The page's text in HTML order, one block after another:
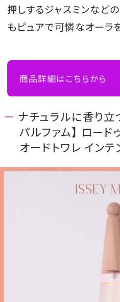
押しするジャスミンなど
もピュアで可憐なオーラ
商品詳細はこちらから
ナチュラルに香り立
パルファム】 ロード
オードトワレ インテ